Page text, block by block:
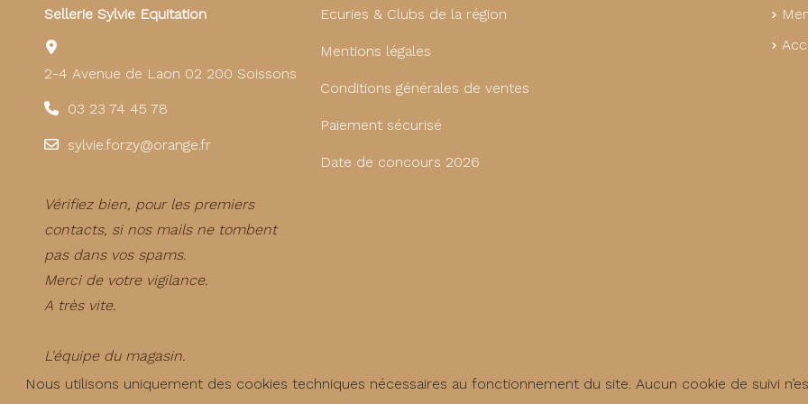
Sellerie Sylvie Equitation
2-4 Avenue de Laon 02 200 Soissons
03 23 74 45 78
sylvie.forzy@orange.fr
Vérifiez bien, pour les premiers
contacts, si nos mails ne tombent
pas dans vos spams.
Merci de votre vigilance.
A très vite.
L'équipe du magasin.
Ecuries & Clubs de la région
Mentions légales
Conditions générales de ventes
Paiement sécurisé
Date de concours 2026
Nous utilisons uniquement des cookies techniques nécessaires au fonctionnement du site. Aucun cookie de suivi